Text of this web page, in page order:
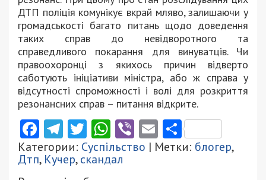
ДТП поліція комунікує вкрай мляво, залишаючи у
громадськості багато питань щодо доведення
таких справ до невідворотного та
справедливого покарання для винуватців. Чи
правоохоронці з якихось причин відверто
саботують ініціативи міністра, або ж справа у
відсутності спроможності і волі для розкриття
резонансних справ – питання відкрите.
Facebook
Telegram
Twitter
WhatsApp
ViberEmail
Категории: Суспільство | Метки: блогер,
Дтп, Кучер,скандал